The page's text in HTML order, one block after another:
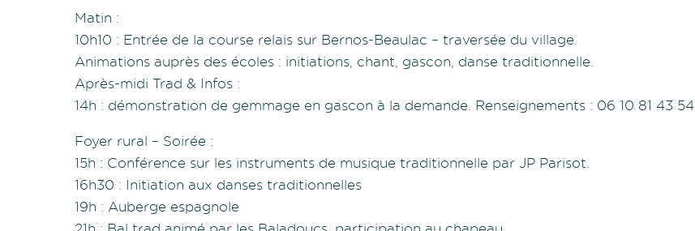
Matin :
10h10 : Entrée de la course relais sur Bernos-Beaulac – traversée du village.
Animations auprès des écoles : initiations, chant, gascon, danse traditionnelle.
Après-midi Trad & Infos :
14h : démonstration de gemmage en gascon à la demande. Renseignements : 06 10 81 43 54
Foyer rural – Soirée :
15h : Conférence sur les instruments de musique traditionnelle par JP Parisot.
16h30 : Initiation aux danses traditionnelles
19h : Auberge espagnole